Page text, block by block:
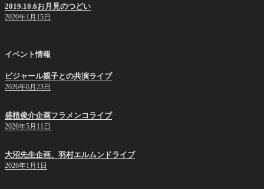
2019.10.6お月見のつどい
2020年1月15日
イベント情報
ビジャール親子との共演ライブ
2026年6月23日
盛植俊介企画フラメンコライブ
2026年5月11日
大沼先生企画、羽村エルムンドライブ
2026年1月1日